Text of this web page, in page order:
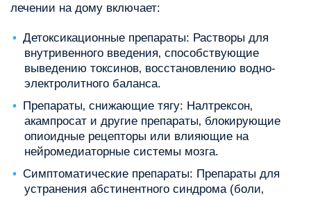
лечении на дому включает:
Детоксикационные препараты: Растворы для
внутривенного введения‚ способствующие
выведению токсинов‚ восстановлению водно-
электролитного баланса.
Препараты‚ снижающие тягу: Налтрексон‚
акампросат и другие препараты‚ блокирующие
опиоидные рецепторы или влияющие на
нейромедиаторные системы мозга.
Симптоматические препараты: Препараты для
устранения абстинентного синдрома (боли‚